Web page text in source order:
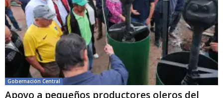
Gobernación Central
Apoyo a pequeños productores oleros del